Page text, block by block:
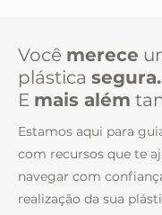
Você merece
plástica segura.
E mais além
Estamos aqui para
com recursos que te
navegar com
realização da sua